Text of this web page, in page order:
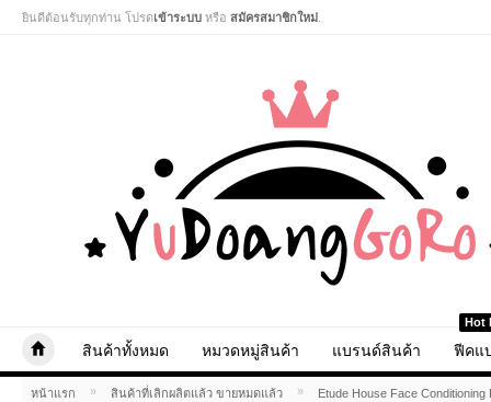
ยินดีต้อนรับทุกท่าน โปรดเข้าระบบ หรือ สมัครสมาชิกใหม่
สินค้าทั้งหมด หมวดหมู่สินค้า แบรนด์สินค้า
Hot
ฟีคแ
หน้าแรก » สินค้าที่เลิกผลิตแล้ว ขายหมดแล้ว » Etude House Face Conditioning